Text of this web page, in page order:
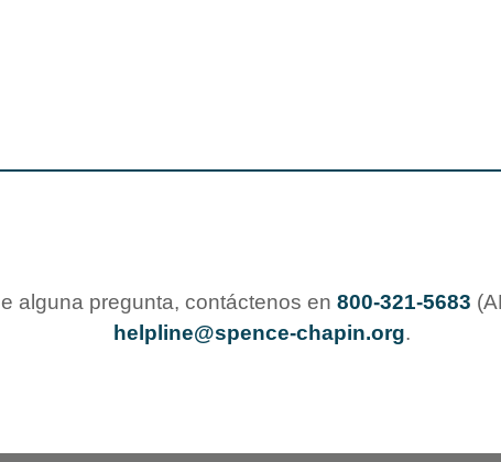
alguna pregunta, contáctenos en 800-321-5683
helpline@spence-chapin.org.